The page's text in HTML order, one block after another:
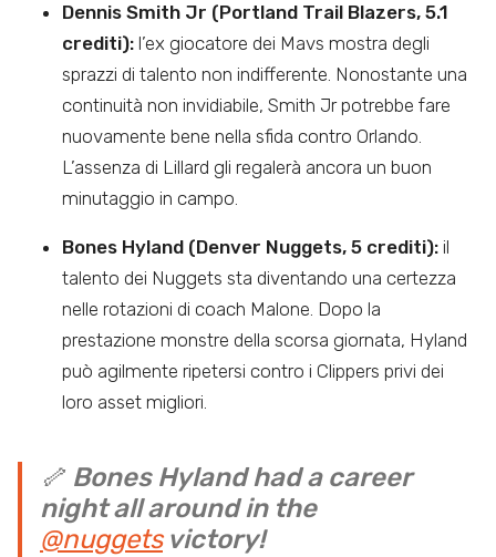
Dennis Smith Jr (Portland Trail Blazers, 5.1
crediti): l’ex giocatore dei Mavs mostra degli
sprazzi di talento non indifferente. Nonostante una
continuità non invidiabile, Smith Jr potrebbe fare
nuovamente bene nella sfida contro Orlando.
L’assenza di Lillard gli regalerà ancora un buon
minutaggio in campo.
Bones Hyland (Denver Nuggets, 5 crediti): il
talento dei Nuggets sta diventando una certezza
nelle rotazioni di coach Malone. Dopo la
prestazione monstre della scorsa giornata, Hyland
può agilmente ripetersi contro i Clippers privi dei
loro asset migliori.
🦴 Bones Hyland had a career
night all around in the
@nuggetsvictory!